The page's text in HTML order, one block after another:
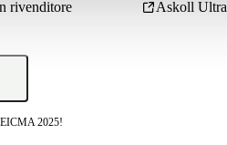
rivenditore Askoll Ultra
2025!